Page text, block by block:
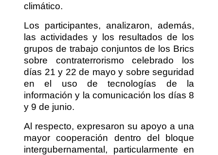
climático.
Los participantes, analizaron, además,
las actividades y los resultados de los
grupos de trabajo conjuntos de los Brics
sobre contraterrorismo celebrado los
días 21 y 22 de mayo y sobre seguridad
en el uso de tecnologías de la
información y la comunicación los días 8
y 9 de junio.
Al respecto, expresaron su apoyo a una
mayor cooperación dentro del bloque
intergubernamental, particularmente en